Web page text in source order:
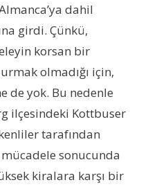
dahil
girdi. Çünkü,
korsan bir
olmadığı için,
de yok. Bu nedenle
ilçesindeki Kottbuser
tarafından
sonucunda
kiralara karşı bir